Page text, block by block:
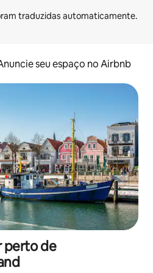
seu espaço no Airbnb
perto de